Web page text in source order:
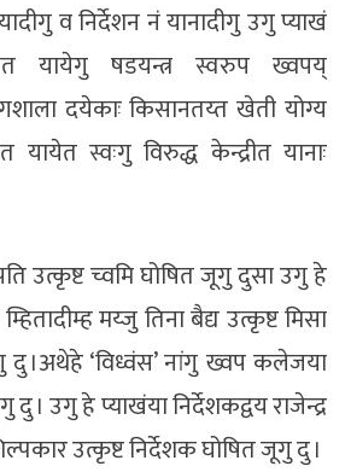
व निर्देशन नं यानादीगु उगु प्याखं
यायेगु षडयन्त्र स्वरुप ख्वपय्
रंगशाला दयेकाः किसानतय्त खेती योग्य
यायेत स्वःगु विरुद्ध केन्द्रीत यानाः
उत्कृष्ट च्वमि घोषित जूगु दुसा उगु हे
मय्जु तिना बैद्य उत्कृष्ट मिसा
दु ।अथेहे ‘विध्वंस’ नांगु ख्वप कलेजया
दु । उगु हे प्याखंया निर्देशकद्वय राजेन्द्र
उत्कृष्ट निर्देशक घोषित जूगु दु ।